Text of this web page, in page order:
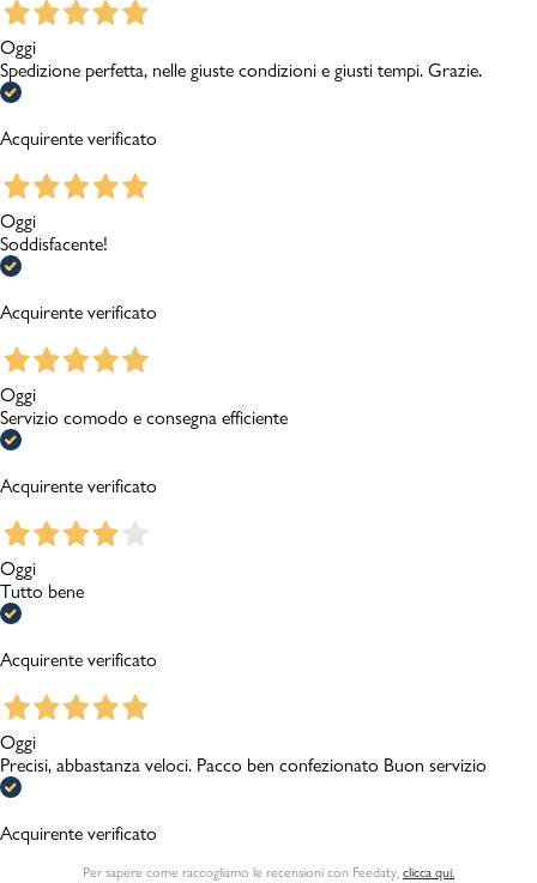
Oggi
Spedizione perfetta, nelle giuste condizioni e giusti tempi. Grazie.
Acquirente verificato
Oggi
Soddisfacente!
Acquirente verificato
Oggi
Servizio comodo e consegna efficiente
Acquirente verificato
Oggi
Tutto bene
Acquirente verificato
Oggi
Precisi, abbastanza veloci. Pacco ben confezionato Buon servizio
Acquirente verificato
Per sapere come raccogliamo le recensioni con Feedaty, clicca qui.